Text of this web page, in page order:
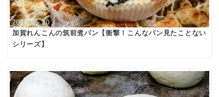
2017.05.20
加賀れんこんの筑前煮パン【衝撃！こんなパン見たことない
シリーズ】